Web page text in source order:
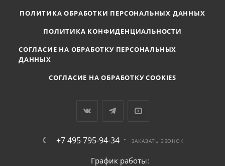
ПОЛИТИКА ОБРАБОТКИ ПЕРСОНАЛЬНЫХ ДАННЫХ
ПОЛИТИКА КОНФИДЕНЦИАЛЬНОСТИ
СОГЛАСИЕ НА ОБРАБОТКУ ПЕРСОНАЛЬНЫХ
ДАННЫХ
СОГЛАСИЕ НА ОБРАБОТКУ COOKIES
+7 495 795-94-34 ЗАКАЗАТЬ ЗВОНОК
График работы: